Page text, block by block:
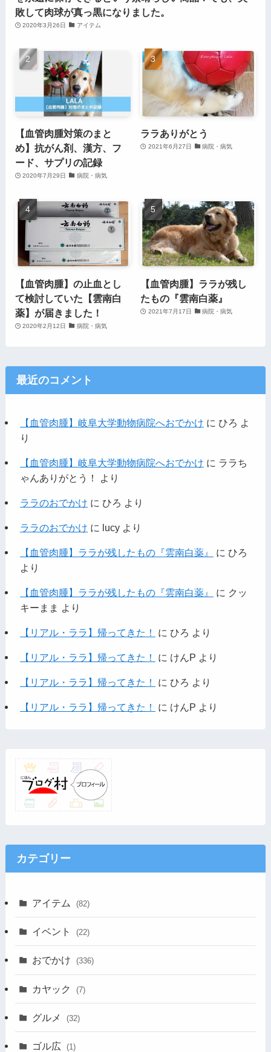
敗して肉球が真っ黒になりました。
2020年3月26日 アイテム
【血管肉腫対策のまと
め】抗がん剤、漢方、フ
ード、サプリの記録
2020年7月29日 病院・病気
ララありがとう
2021年6月27日 病院・病気
【血管肉腫】の止血とし
て検討していた【雲南白
薬】が届きました！
2020年2月12日 病院・病気
【血管肉腫】ララが残し
たもの『雲南白薬』
2021年7月17日 病院・病気
最近のコメント
【血管肉腫】岐阜大学動物病院へおでかけ に ひろ よ
り
【血管肉腫】岐阜大学動物病院へおでかけ に ララち
ゃんありがとう！
より
ララのおでかけ に ひろ より
ララのおでかけ に lucyより
【血管肉腫】ララが残したもの『雲南白薬』 に ひろ
より
【血管肉腫】ララが残したもの『雲南白薬』 に クッ
キーまま より
【リアル・ララ】帰ってきた！ に ひろ より
【リアル・ララ】帰ってきた！ に けんP より
【リアル・ララ】帰ってきた！ に ひろ より
【リアル・ララ】帰ってきた！ に けんP より
カテゴリー
アイテム (82)
イベント (22)
おでかけ (336)
カヤック (7)
グルメ (32)
ゴル広 (1)